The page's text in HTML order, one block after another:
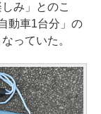
み」とのこ
動車1台分」の
っていた。